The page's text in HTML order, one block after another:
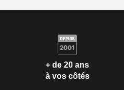
+ de 20 ans
à vos côtés